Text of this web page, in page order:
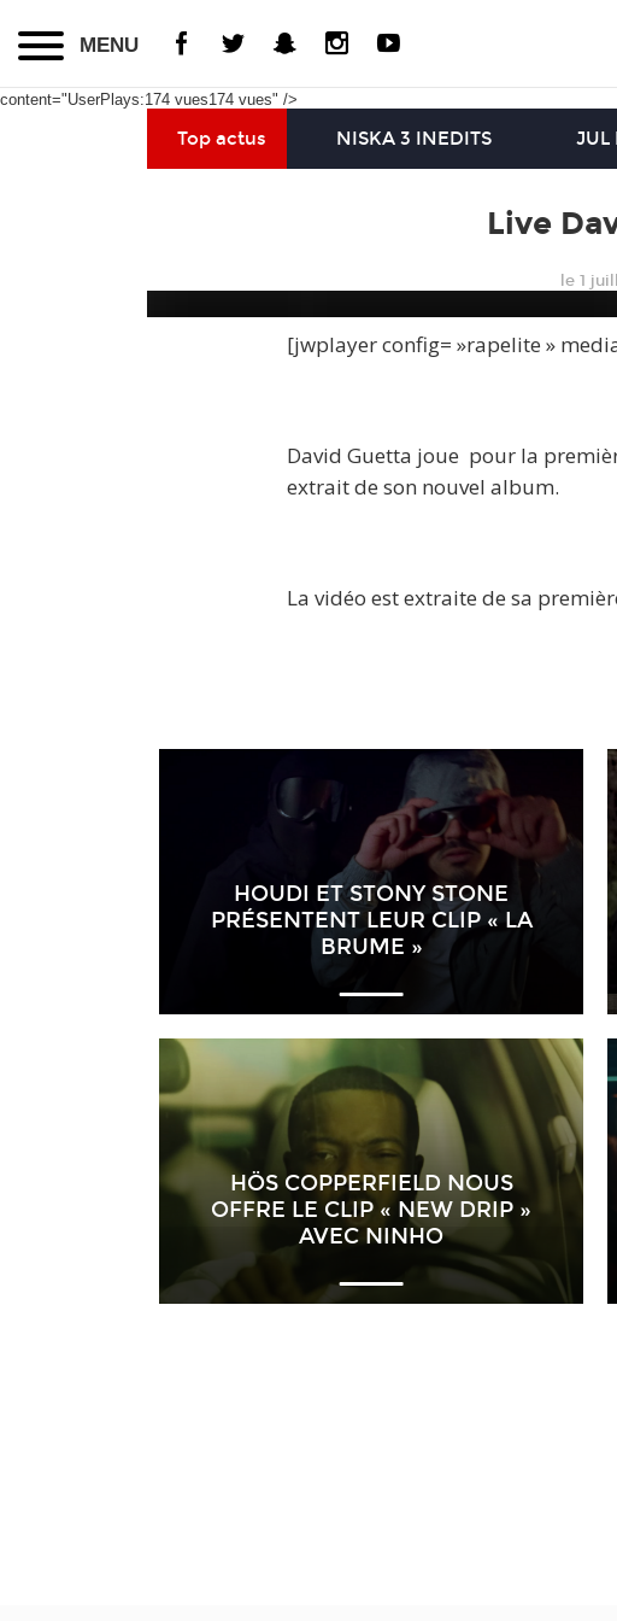
content="UserPlays:174 vues174 vues" />
MENU
Top actus NISKA 3 INEDITS JUL
Live
le 1
[jwplayer config= »rapelite »
David Guetta joue pour la
extrait de son nouvel album.
La vidéo est extraite de sa
HOUDI ET STONY STONE
PRÉSENTENT LEUR CLIP « LA
BRUME »
HÖS COPPERFIELD NOUS
OFFRE LE CLIP « NEW DRIP »
AVEC NINHO